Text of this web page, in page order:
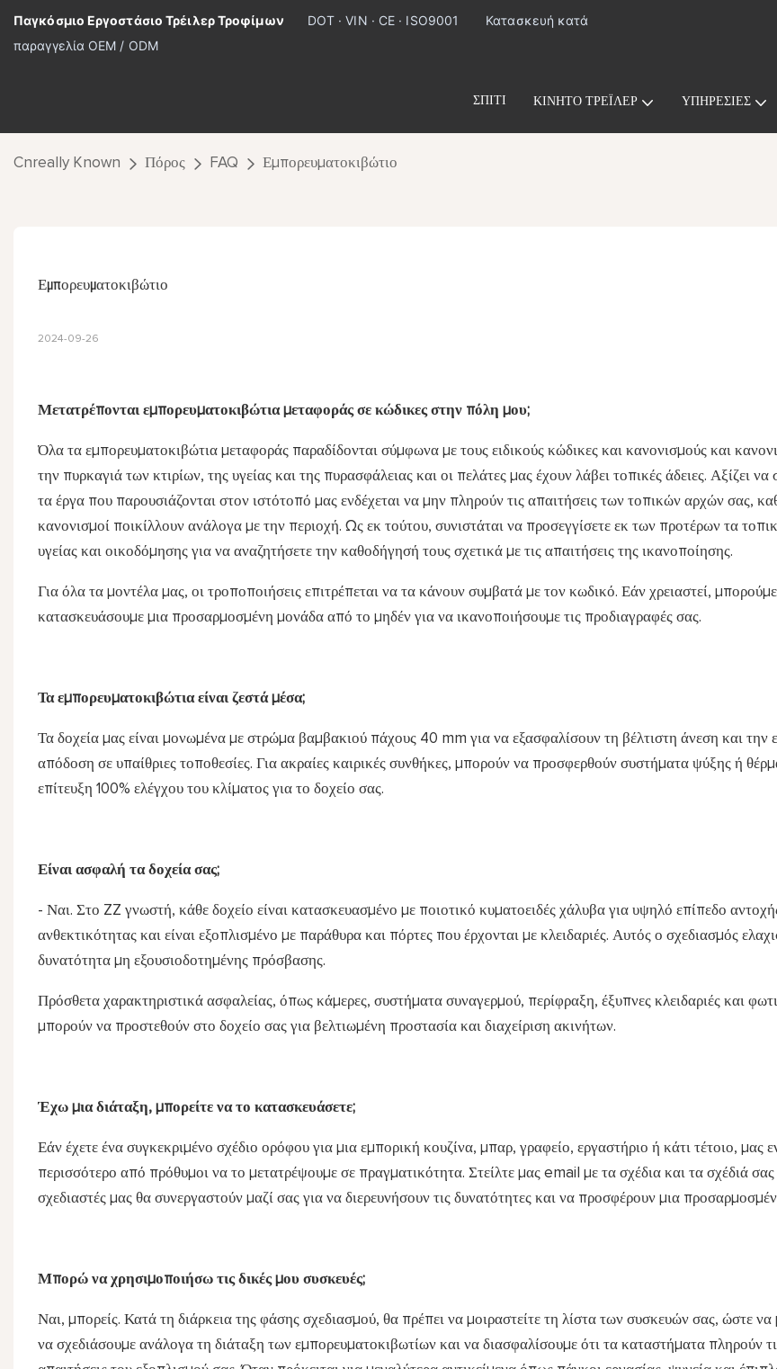
Παγκόσμιο Εργοστάσιο Τρέιλερ Τροφίμων DOT · VIN · CE · ISO9001
Κατασκευή κατά
παραγγελία OEM / ODM
ΣΠΊΤΙ ΚΙΝΗΤΌ ΤΡΈΙΛΕΡ ΥΠΗΡΕΣΊΕΣ
Cnreally Known Πόρος FAQ Εμπορευματοκιβώτιο
Εμπορευματοκιβώτιο
2024-09-26
Μετατρέπονται εμπορευματοκιβώτια μεταφοράς σε κώδικες στην πόλη μου;
Όλα τα εμπορευματοκιβώτια μεταφοράς παραδίδονται σύμφωνα με τους ειδικούς κώδικες και κανονισμούς και
την πυρκαγιά των κτιρίων, της υγείας και της πυρασφάλειας και οι πελάτες μας έχουν λάβει τοπικές άδειες. Αξίζει να
τα έργα που παρουσιάζονται στον ιστότοπό μας ενδέχεται να μην πληρούν τις απαιτήσεις των τοπικών αρχών σας,
κανονισμοί ποικίλλουν ανάλογα με την περιοχή. Ως εκ τούτου, συνιστάται να προσεγγίσετε εκ των προτέρων τα
υγείας και οικοδόμησης για να αναζητήσετε την καθοδήγησή τους σχετικά με τις απαιτήσεις της ικανοποίησης.
Για όλα τα μοντέλα μας, οι τροποποιήσεις επιτρέπεται να τα κάνουν συμβατά με τον κωδικό. Εάν χρειαστεί,
κατασκευάσουμε μια προσαρμοσμένη μονάδα από το μηδέν για να ικανοποιήσουμε τις προδιαγραφές σας.
Τα εμπορευματοκιβώτια είναι ζεστά μέσα;
Τα δοχεία μας είναι μονωμένα με στρώμα βαμβακιού πάχους 40 mm για να εξασφαλίσουν τη βέλτιστη άνεση και την
απόδοση σε υπαίθριες τοποθεσίες. Για ακραίες καιρικές συνθήκες, μπορούν να προσφερθούν συστήματα ψύξης ή
επίτευξη 100% ελέγχου του κλίματος για το δοχείο σας.
Είναι ασφαλή τα δοχεία σας;
- Ναι. Στο ZZ γνωστή, κάθε δοχείο είναι κατασκευασμένο με ποιοτικό κυματοειδές χάλυβα για υψηλό επίπεδο
ανθεκτικότητας και είναι εξοπλισμένο με παράθυρα και πόρτες που έρχονται με κλειδαριές. Αυτός ο σχεδιασμός
δυνατότητα μη εξουσιοδοτημένης πρόσβασης.
Πρόσθετα χαρακτηριστικά ασφαλείας, όπως κάμερες, συστήματα συναγερμού, περίφραξη, έξυπνες κλειδαριές και
μπορούν να προστεθούν στο δοχείο σας για βελτιωμένη προστασία και διαχείριση ακινήτων.
Έχω μια διάταξη, μπορείτε να το κατασκευάσετε;
Εάν έχετε ένα συγκεκριμένο σχέδιο ορόφου για μια εμπορική κουζίνα, μπαρ, γραφείο, εργαστήριο ή κάτι τέτοιο, μας
περισσότερο από πρόθυμοι να το μετατρέψουμε σε πραγματικότητα. Στείλτε μας email με τα σχέδια και τα σχέδιά σας
σχεδιαστές μας θα συνεργαστούν μαζί σας για να διερευνήσουν τις δυνατότητες και να προσφέρουν μια
Μπορώ να χρησιμοποιήσω τις δικές μου συσκευές;
Ναι, μπορείς. Κατά τη διάρκεια της φάσης σχεδιασμού, θα πρέπει να μοιραστείτε τη λίστα των συσκευών σας, ώστε
να σχεδιάσουμε ανάλογα τη διάταξη των εμπορευματοκιβωτίων και να διασφαλίσουμε ότι τα καταστήματα πληρούν